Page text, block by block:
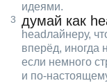
идеями.
думай как
headлайнеру,
вперёд, иногда
если немного
и